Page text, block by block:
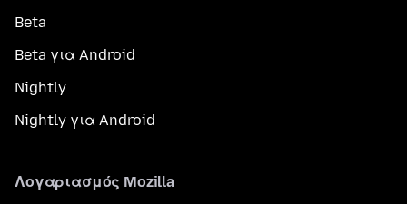
Beta
Beta για Android
Nightly
Nightly για Android
Λογαριασμός Mozilla